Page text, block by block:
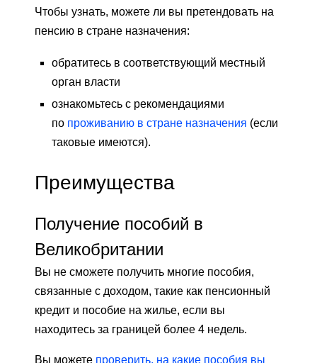
Чтобы узнать, можете ли вы претендовать на
пенсию в стране назначения:
обратитесь в соответствующий местный
орган власти
ознакомьтесь с рекомендациями
по проживанию в стране назначения (если
таковые имеются).
Преимущества
Получение пособий в
Великобритании
Вы не сможете получить многие пособия,
связанные с доходом, такие как пенсионный
кредит и пособие на жилье, если вы
находитесь за границей более 4 недель.
Вы можете проверить, на какие пособия вы